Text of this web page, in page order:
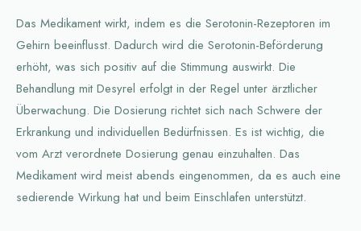
Das Medikament wirkt, indem es die Serotonin-Rezeptoren im
Gehirn beeinflusst. Dadurch wird die Serotonin-Beförderung
erhöht, was sich positiv auf die Stimmung auswirkt. Die
Behandlung mit Desyrel erfolgt in der Regel unter ärztlicher
Überwachung. Die Dosierung richtet sich nach Schwere der
Erkrankung und individuellen Bedürfnissen. Es ist wichtig, die
vom Arzt verordnete Dosierung genau einzuhalten. Das
Medikament wird meist abends eingenommen, da es auch eine
sedierende Wirkung hat und beim Einschlafen unterstützt.